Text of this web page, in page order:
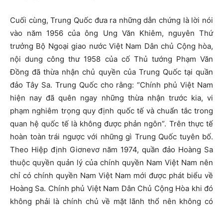
Cuối cùng, Trung Quốc đưa ra những dẫn chứng là lời nói
vào năm 1956 của ông Ung Văn Khiêm, nguyên Thứ
trưởng Bộ Ngoại giao nước Việt Nam Dân chủ Cộng hòa,
nội dung công thư 1958 của cố Thủ tướng Phạm Văn
Đồng đã thừa nhận chủ quyền của Trung Quốc tại quần
đảo Tây Sa. Trung Quốc cho rằng: “Chính phủ Việt Nam
hiện nay đã quên ngay những thừa nhận trước kia, vi
phạm nghiêm trọng quy định quốc tế và chuẩn tắc trong
quan hệ quốc tế là không được phản ngôn”. Trên thực tế
hoàn toàn trái ngược với những gì Trung Quốc tuyên bố.
Theo Hiệp định Giơnevơ năm 1974, quần đảo Hoàng Sa
thuộc quyền quản lý của chính quyền Nam Việt Nam nên
chỉ có chính quyền Nam Việt Nam mới được phát biểu về
Hoàng Sa. Chính phủ Việt Nam Dân Chủ Cộng Hòa khi đó
không phải là chính chủ về mặt lãnh thổ nên không có